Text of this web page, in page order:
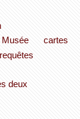
Musée
cartes
requêtes
deux